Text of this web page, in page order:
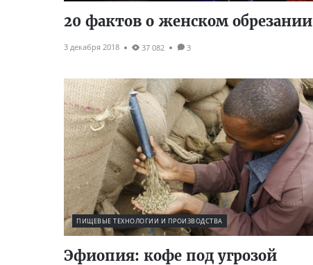
20 фактов о женском обрезании
3 декабря 2018 37 082 3
ПИЩЕВЫЕ ТЕХНОЛОГИИ И ПРОИЗВОДСТВА
Эфиопия: кофе под угрозой